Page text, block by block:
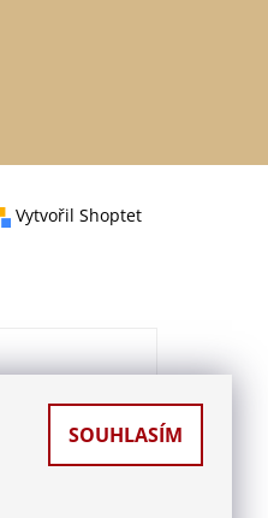
Vytvořil Shoptet
SOUHLASÍM